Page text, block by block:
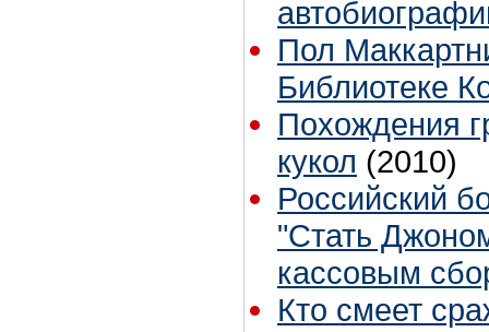
Пол
Библиотеке
Похождения
кукол (2010)
Российский
"Стать
кассовым
Кто смеет